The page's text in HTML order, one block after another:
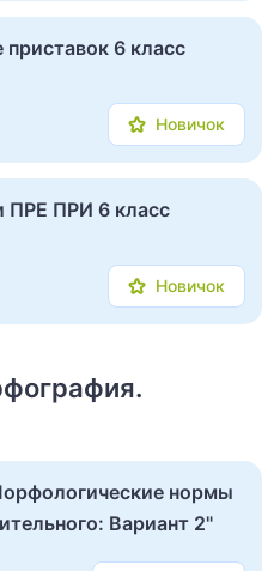
6 класс
Новичок
ПРЕ ПРИ 6 класс
Новичок
нормы
Вариант 2"